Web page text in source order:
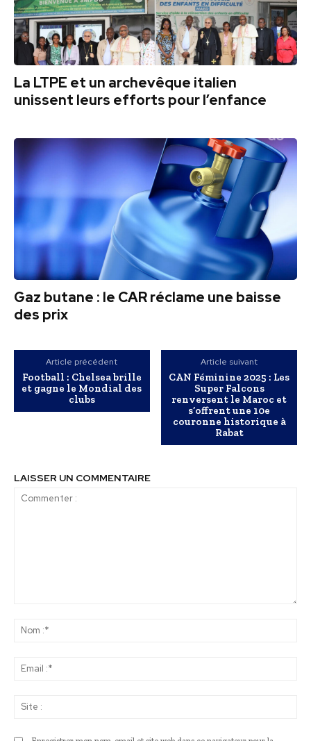
La LTPE et un archevêque italien
unissent leurs efforts pour l’enfance
Gaz butane : le CAR réclame une baisse
des prix
Article précédent
Football : Chelsea brille
et gagne le Mondial des
clubs
Article suivant
CAN Féminine 2025 : Les
Super Falcons
renversent le Maroc et
s’offrent une 10e
couronne historique à
Rabat
LAISSER UN COMMENTAIRE